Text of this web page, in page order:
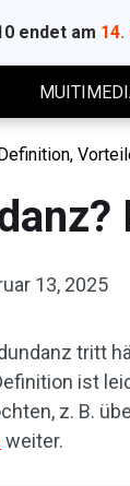
endet am
13, 2025
tritt
ist
z. B.
weiter.